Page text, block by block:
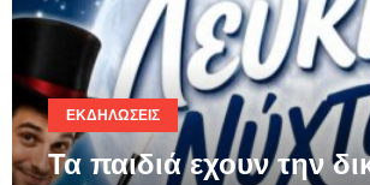
ΕΚΔΗΛΏΣΕΙΣ
Τα παιδιά εχουν την